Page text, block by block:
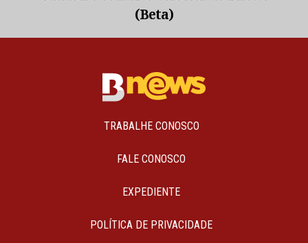
(Beta)
TRABALHE CONOSCO
FALE CONOSCO
EXPEDIENTE
POLÍTICA DE PRIVACIDADE